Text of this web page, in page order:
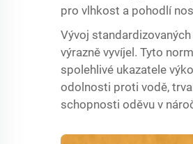
pro vlhkost a pohodlí
Vývoj
výrazně vyvíjel. Tyto
spolehlivé ukazatele
odolnosti proti vodě,
schopnosti oděvu v